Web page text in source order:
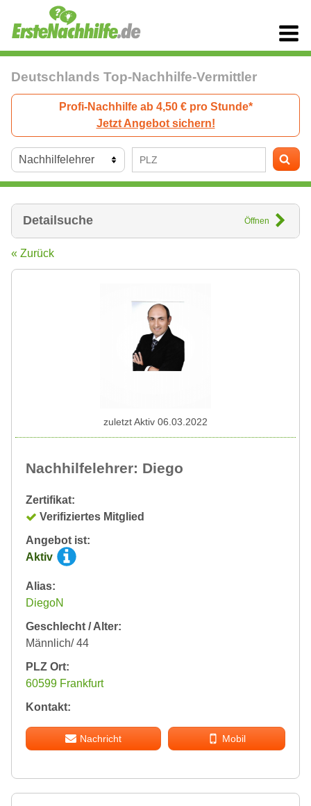
Deutschlands Top-Nachhilfe-Vermittler
Profi-Nachhilfe ab 4,50 € pro Stunde*
Jetzt Angebot sichern!
Detailsuche Öffnen
« Zurück
Nachhilfelehrer: Diego
Zertifikat:
Verifiziertes Mitglied
Angebot ist:
Aktiv
Alias:
DiegoN
Geschlecht / Alter:
Männlich/ 44
PLZ Ort:
60599 Frankfurt
Kontakt:
Nachricht Mobil
zuletzt Aktiv 06.03.2022